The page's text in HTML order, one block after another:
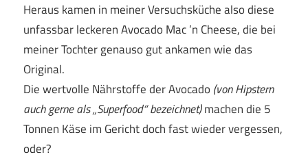
Heraus kamen in meiner Versuchsküche also diese
unfassbar leckeren Avocado Mac ’n Cheese, die bei
meiner Tochter genauso gut ankamen wie das
Original.
Die wertvolle Nährstoffe der Avocado (von Hipstern
auch gerne als „Superfood“ bezeichnet)machen die 5
Tonnen Käse im Gericht doch fast wieder vergessen,
oder?